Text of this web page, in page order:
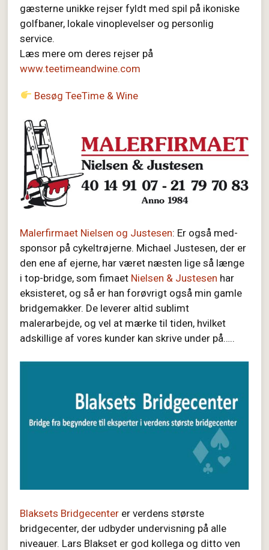
gæsterne unikke rejser fyldt med spil på ikoniske
golfbaner, lokale vinoplevelser og personlig
service.
Læs mere om deres rejser på
www.teetimeandwine.com
Besøg TeeTime & Wine
Malerfirmaet Nielsen og Justesen: Er også med-
sponsor på cykeltrøjerne. Michael Justesen, der er
den ene af ejerne, har været næsten lige så længe
i top-bridge, som fimaet Nielsen & Justesen har
eksisteret, og så er han forøvrigt også min gamle
bridgemakker. De leverer altid sublimt
malerarbejde, og vel at mærke til tiden, hvilket
adskillige af vores kunder kan skrive under på…..
Blaksets Bridgecenter er verdens største
bridgecenter, der udbyder undervisning på alle
niveauer. Lars Blakset er god kollega og ditto ven